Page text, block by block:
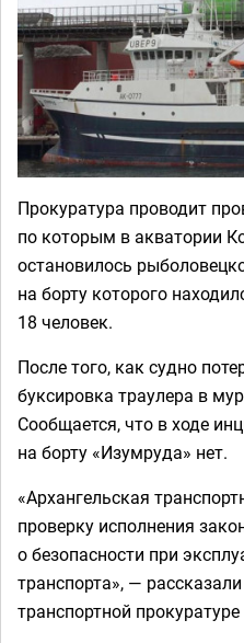
Прокуратура проводит
по которым в акватории
остановилось
на борту которого
18 человек.
После того, как судно
буксировка траулера в
Сообщается, что в ходе
на борту «Изумруда» нет.
«Архангельская
проверку исполнения
о безопасности при
транспорта», —
транспортной прокуратуре